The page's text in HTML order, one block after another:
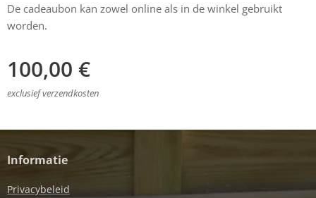
De cadeaubon kan zowel online als in de winkel gebruikt
worden.
100,00 €
exclusief verzendkosten
Informatie
Privacybeleid